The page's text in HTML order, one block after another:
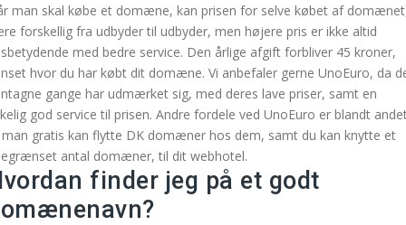
man skal købe et domæne, kan prisen for selve købet af
forskellig fra udbyder til udbyder, men højere pris er ikke altid
med bedre service. Den årlige afgift forbliver 45 kroner,
hvor du har købt dit domæne. Vi anbefaler gerne UnoEuro, da
gange har udmærket sig, med deres lave priser, samt en
god service til prisen. Andre fordele ved UnoEuro er blandt
gratis kan flytte DK domæner hos dem, samt du kan knytte et
antal domæner, til dit webhotel.
finder jeg på et godt